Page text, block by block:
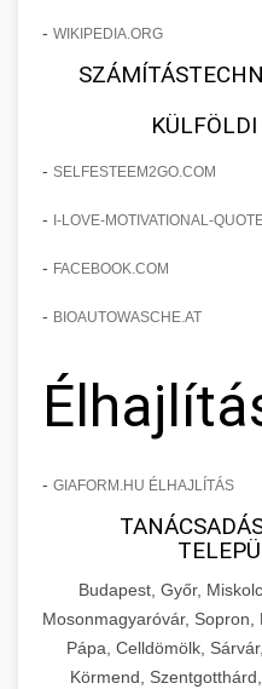
- WIKIPEDIA.ORG
- SELFESTEEM2GO.COM
- I-LOVE-MOTIVATIONAL-
- FACEBOOK.COM
- BIOAUTOWASCHE.AT
- GIAFORM.HU ÉLHAJLÍTÁS
Budapest, Győr,
Mosonmagyaróvár, Sopron,
Pápa, Celldömölk,
Körmend,